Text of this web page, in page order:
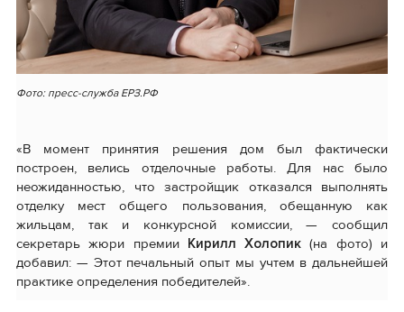
Фото: пресс-служба ЕРЗ.РФ
«В момент принятия решения дом был фактически
построен, велись отделочные работы. Для нас было
неожиданностью, что застройщик отказался выполнять
отделку мест общего пользования, обещанную как
жильцам, так и конкурсной комиссии, — сообщил
секретарь жюри премии Кирилл Холопик(на фото) и
добавил: — Этот печальный опыт мы учтем в дальнейшей
практике определения победителей».